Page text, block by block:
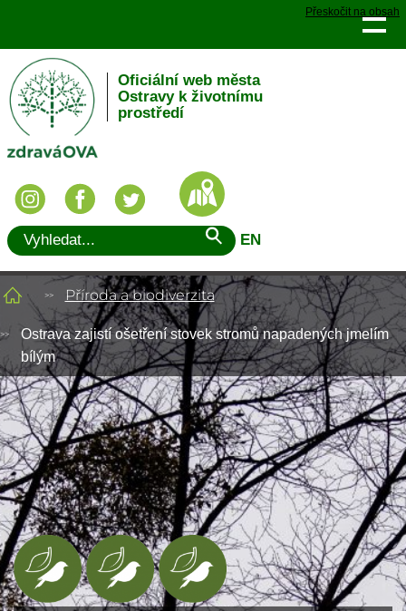
Přeskočit na obsah
Oficiální web města
Ostravy k životnímu
prostředí
EN
Příroda a biodiverzita
Ostrava zajistí ošetření stovek stromů napadených jmelím
bílým